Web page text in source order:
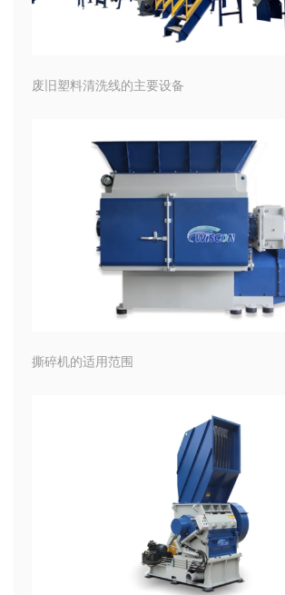
废旧塑料清洗线的主要设备
撕碎机的适用范围